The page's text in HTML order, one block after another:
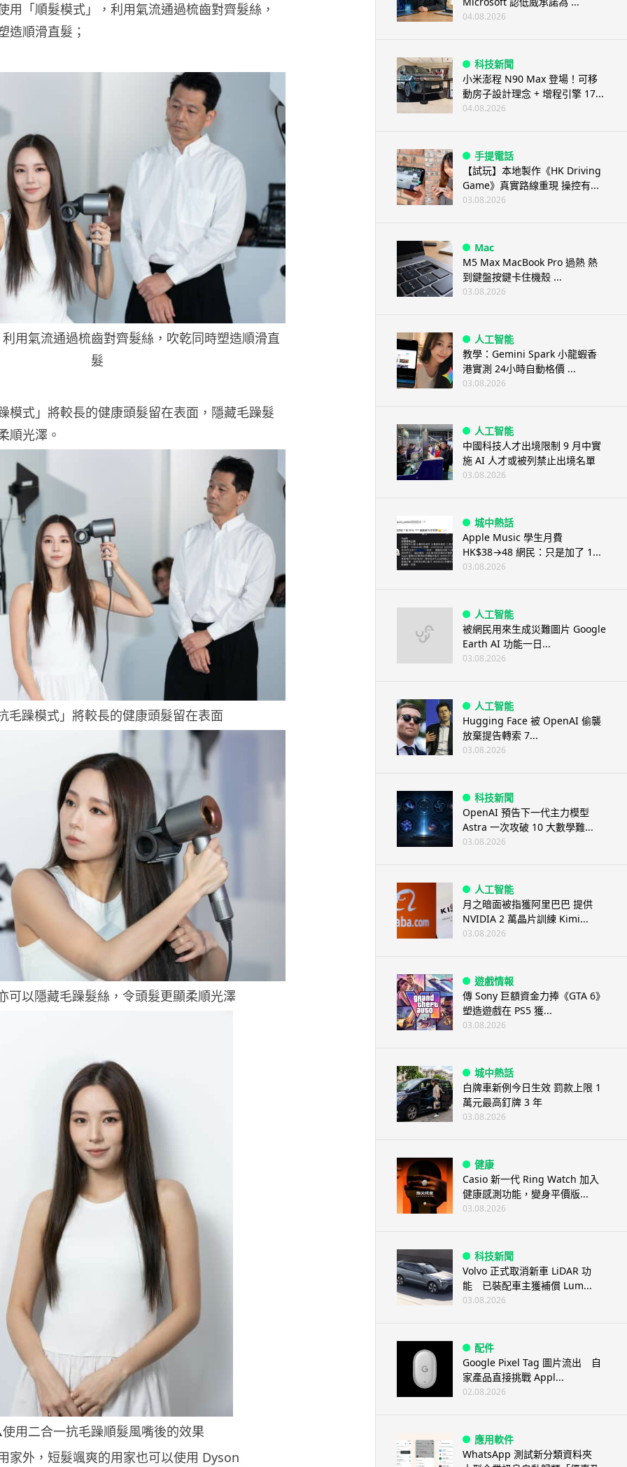
用「順髮模式」，利用氣流通過梳齒對齊髮絲，
造順滑直髮；
用氣流通過梳齒對齊髮絲，吹乾同時塑造順滑直
髮
模式」將較長的健康頭髮留在表面，隱藏毛躁髮
順光澤。
毛躁模式」將較長的健康頭髮留在表面
可以隱藏毛躁髮絲，令頭髮更顯柔順光澤
用二合一抗毛躁順髮風嘴後的效果
家外，短髮颯爽的用家也可以使用 Dyson
04.08.2026
科技新聞
小米澎程 N90 Max 登場！可移
動房子設計理念 + 增程引擎 17...
04.08.2026
手提電話
【試玩】本地製作《HK Driving
Game》真實路線重現 操控有...
03.08.2026
Mac
M5 Max MacBook Pro 過熱 熱
到鍵盤按鍵卡住機殼 ...
03.08.2026
人工智能
教學：Gemini Spark 小龍蝦香
港實測 24小時自動格價 ...
03.08.2026
人工智能
中國科技人才出境限制 9 月中實
施 AI 人才或被列禁止出境名單
03.08.2026
城中熱話
Apple Music 學生月費
HK$38→48 網民：只是加了 1...
03.08.2026
人工智能
被網民用來生成災難圖片 Google
Earth AI 功能一日...
03.08.2026
人工智能
Hugging Face 被 OpenAI 偷襲
放棄提告轉索 7...
03.08.2026
科技新聞
OpenAI 預告下一代主力模型
Astra 一次攻破 10 大數學難...
03.08.2026
人工智能
月之暗面被指獲阿里巴巴 提供
NVIDIA 2 萬晶片訓練 Kimi...
03.08.2026
遊戲情報
傳 Sony 巨額資金力捧《GTA 6》
塑造遊戲在 PS5 獲...
03.08.2026
城中熱話
白牌車新例今日生效 罰款上限 1
萬元最高釘牌 3 年
03.08.2026
健康
Casio 新一代 Ring Watch 加入
健康感測功能，變身平價版...
03.08.2026
科技新聞
Volvo 正式取消新車 LiDAR 功
能 已裝配車主獲補償 Lum...
03.08.2026
配件
Google Pixel Tag 圖片流出 自
家產品直接挑戰 Appl...
02.08.2026
應用軟件
WhatsApp 測試新分類資料夾